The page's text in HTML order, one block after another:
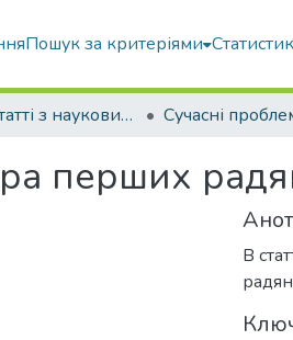
Пошук за критеріями
Вибрані статті з наукових збірників КНУБА
перших
В